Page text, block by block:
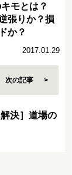
モとは？
張りか？損
か？
2017.01.29
次の記事
決］道場の